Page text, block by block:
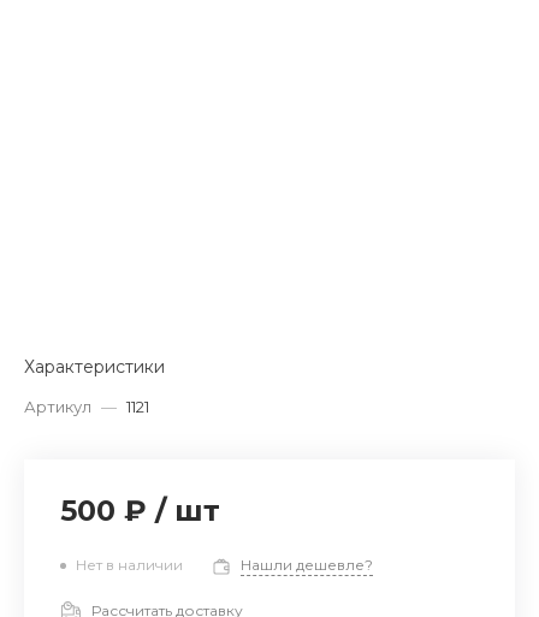
Характеристики
Артикул — 1121
500 ₽ / шт
Нет в наличии Нашли дешевле?
Рассчитать доставку